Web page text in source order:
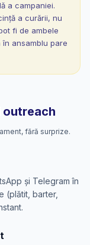
a campaniei.
a curării, nu
fi de ambele
ansamblu pare
outreach
fără surprize.
și Telegram în
(plătit, barter,